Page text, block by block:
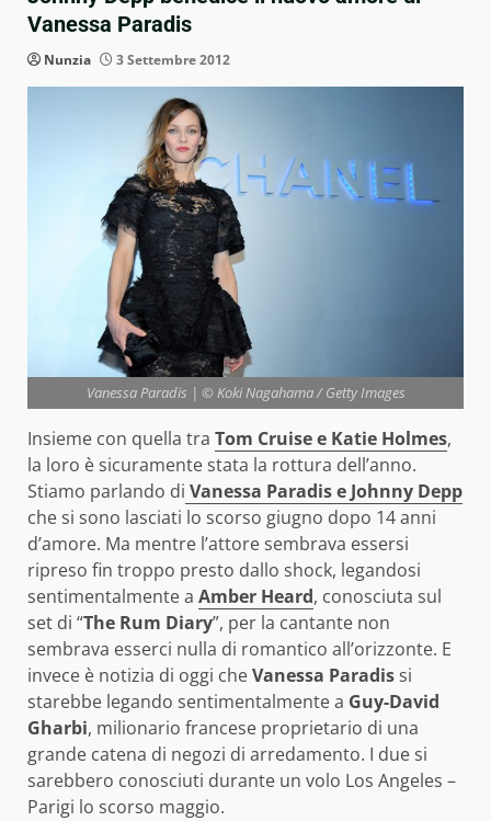
Vanessa Paradis
Nunzia 3 Settembre 2012
Vanessa Paradis | © Koki Nagahama / Getty Images
Insieme con quella tra Tom Cruise e Katie Holmes,
la loro è sicuramente stata la rottura dell’anno.
Stiamo parlando di Vanessa Paradis e Johnny Depp
che si sono lasciati lo scorso giugno dopo 14 anni
d’amore. Ma mentre l’attore sembrava essersi
ripreso fin troppo presto dallo shock, legandosi
sentimentalmente a Amber Heard, conosciuta sul
set di “The Rum Diary”, per la cantante non
sembrava esserci nulla di romantico all’orizzonte. E
invece è notizia di oggi cheVanessa Paradissi
starebbe legando sentimentalmente a Guy-David
Gharbi, milionario francese proprietario di una
grande catena di negozi di arredamento. I due si
sarebbero conosciuti durante un volo Los Angeles –
Parigi lo scorso maggio.